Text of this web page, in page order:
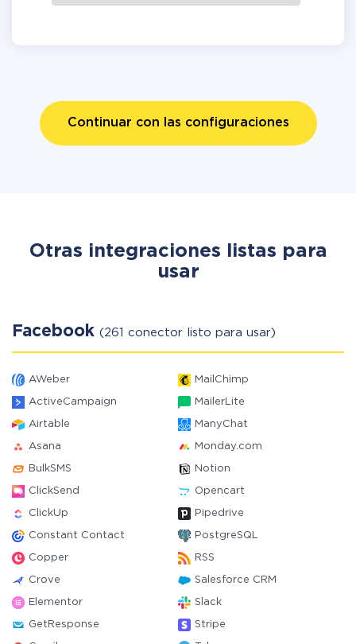
Continuar con las configuraciones
Otras integraciones listas para
usar
Facebook (261 conector listo para usar)
AWeber MailChimp
ActiveCampaign MailerLite
Airtable ManyChat
Asana Monday.com
BulkSMS Notion
ClickSend Opencart
ClickUp Pipedrive
Constant Contact PostgreSQL
Copper RSS
Crove Salesforce CRM
Elementor Slack
GetResponse Stripe